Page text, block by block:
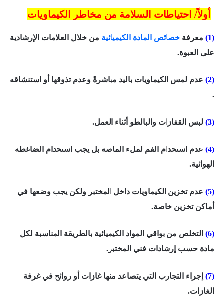
أولاً/ احتياطات السلامة من مخاطر الكيماويات
(1) معرفة خصائص المادة الكيميائية من خلال العلامات الإرشادية
على العبوة.
(2)
عدم لمس الكيماويات باليد مباشرةً وعدم تذوقها أو استنشاقه
.
(3) لبس القفازات والبالطو أثناء العمل.
(4)
عدم استخدام الفم لملء الماصة بل يجب استخدام الضاغطة
الهوائية.
(5)
عدم تخزين الكيماويات داخل المختبر ولكن يجب وضعها في
أماكن تخزين خاصة.
(6)
التخلص من بواقي المواد الكيميائية بالطريقة المناسبة لكل
مادة حسب إرشادات فني المختبر.
(7)
إجراء التجارب التي يتصاعد منها غازات أو روائح في غرفة
الغازات.